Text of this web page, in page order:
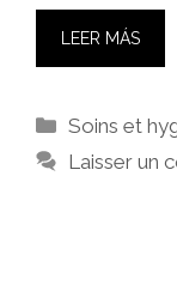
LEER MÁS
Catégories
Soins et
Laisser un